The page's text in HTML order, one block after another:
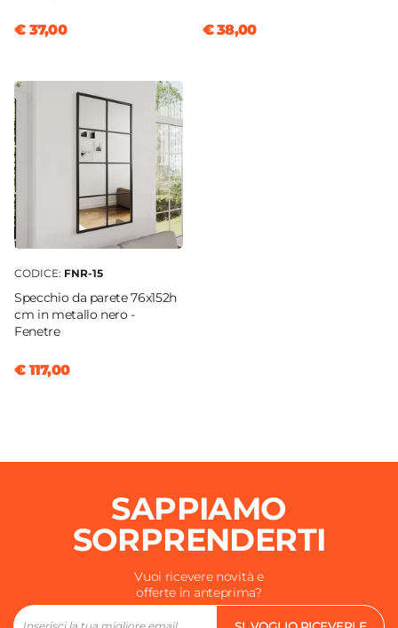
€ 37,00 € 38,00
CODICE: FNR-15
Specchio da parete 76x152h
cm in metallo nero -
Fenetre
€ 117,00
SAPPIAMO
SORPRENDERTI
Vuoi ricevere novità e
offerte in anteprima?